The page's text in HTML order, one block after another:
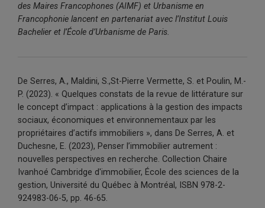
des Maires Francophones (AIMF) et Urbanisme en
Francophonie lancent en partenariat avec l’Institut Louis
Bachelier et l’École d’Urbanisme de Paris.
De Serres, A., Maldini, S.,St-Pierre Vermette, S. et Poulin, M.-
P. (2023). « Quelques constats de la revue de littérature sur
le concept d’impact : applications à la gestion des impacts
sociaux, économiques et environnementaux par les
propriétaires d’actifs immobiliers », dans De Serres, A. et
Duchesne, E. (2023), Penser l’immobilier autrement :
nouvelles perspectives en recherche. Collection Chaire
Ivanhoé Cambridge d'immobilier, École des sciences de la
gestion, Université du Québec à Montréal, ISBN 978-2-
924983-06-5, pp. 46-65.